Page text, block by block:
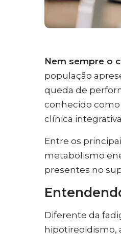
Nem sempre o
população
queda de
conhecido
clínica
Entre os
metabolismo
presentes no
Diferente da
hipotireoidismo,